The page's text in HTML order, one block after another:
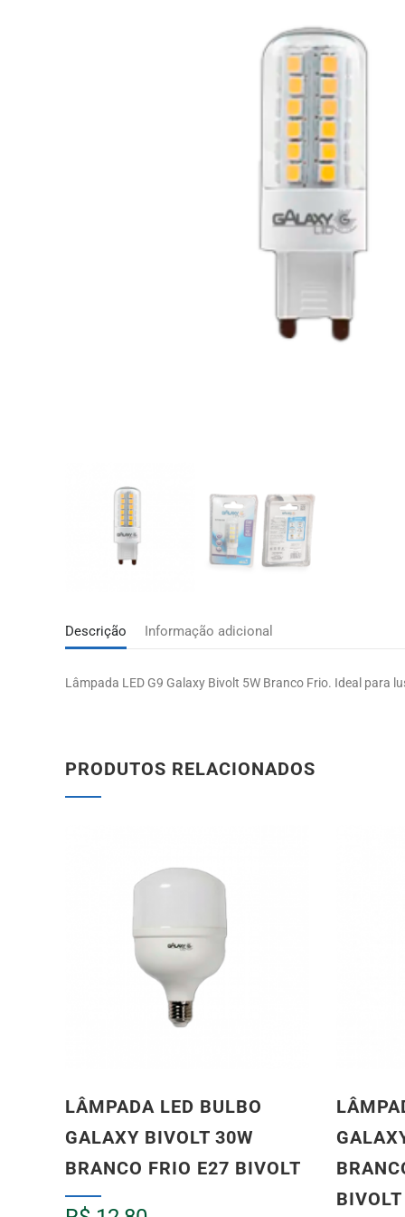
Descrição Informação adicional
Lâmpada LED G9 Galaxy Bivolt 5W Branco Frio. Ideal para
PRODUTOS RELACIONADOS
LÂMPADA LED BULBO
GALAXY BIVOLT 30W
BRANCO FRIO E27 BIVOLT
BIVOLT